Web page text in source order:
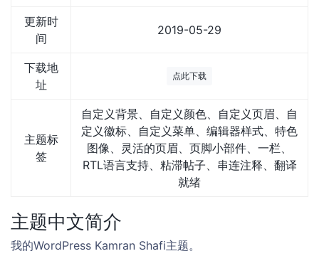
更新时
间
2019-05-29
下载地
址
点此下载
主题标
签
自定义背景、自定义颜色、自定义页眉、自
定义徽标、自定义菜单、编辑器样式、特色
图像、灵活的页眉、页脚小部件、一栏、
RTL语言支持、粘滞帖子、串连注释、翻译
就绪
主题中文简介
我的WordPress Kamran Shafi主题。